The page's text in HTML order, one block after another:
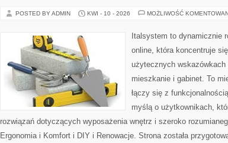
POSTED BY ADMIN KWI - 10 - 2026 MOŻLIWOŚĆ
Italsystem to dynamicznie
online, która koncentruje
użytecznych
mieszkanie i gabinet. To
łączy się z
myślą o użytkownikach,
rozwiązań dotyczących wyposażenia wnętrz i szeroko
Ergonomia i Komfort i DIY i Renowacje. Strona została